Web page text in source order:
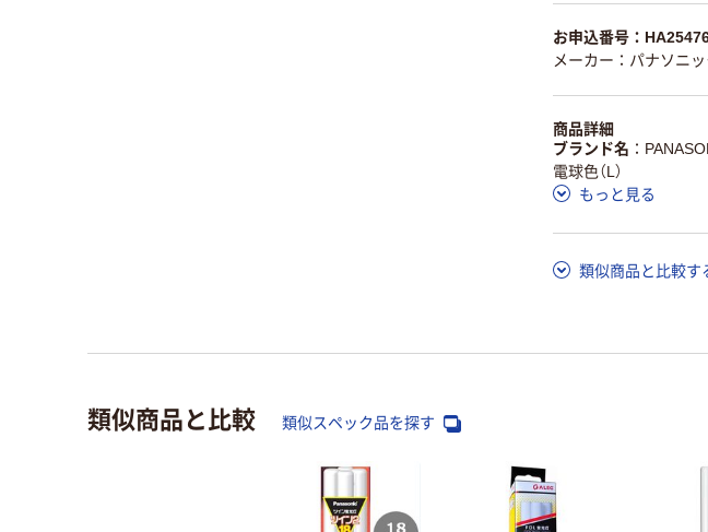
お申込番号：
メーカー：パナソニッ
商品詳細
ブランド名
電球色（L）
もっと見る
類似商品と比較す
類似商品と比較 類似スペック品を探す